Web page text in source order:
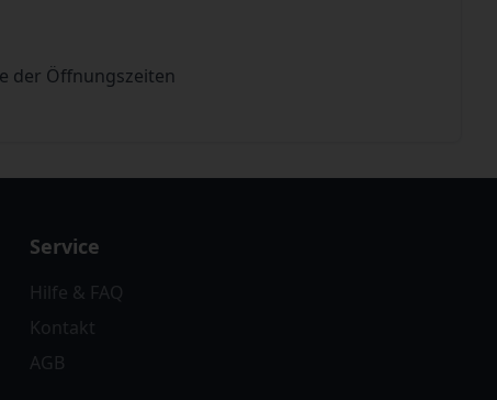
der Öffnungszeiten
Service
Hilfe & FAQ
Kontakt
AGB